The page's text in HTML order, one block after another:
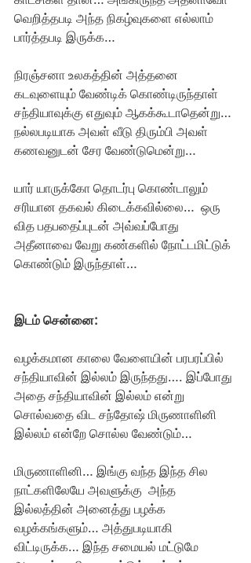
வெறித்தபடி அந்த நிகழ்வுகளை எல்லாம்
பார்த்தபடி இருக்க…
நிரஞ்சனா உலகத்தின் அத்தனை
கடவுளையும் வேண்டிக் கொண்டிருந்தாள்
சந்தியாவுக்கு எதுவும் ஆகக்கூடாதென்று…
நல்லபடியாக அவள் வீடு திரும்பி அவள்
கணவனுடன் சேர வேண்டுமென்று…
யார் யாருக்கோ தொடர்பு கொண்டாலும்
சரியான தகவல் கிடைக்கவில்லை…  ஒரு
வித பதபதைப்புடன் அவ்வப்போது
அதீனாவை வேறு கண்களில் நோட்டமிட்டுக்
கொண்டும் இருந்தாள்…
இடம் சென்னை:
வழக்கமான காலை வேளையின் பரபரப்பில்
சந்தியாவின் இல்லம் இருந்தது…. இப்போது
அதை சந்தியாவின் இல்லம் என்று
சொல்வதை விட சந்தோஷ் மிருணாளினி
இல்லம் என்றே சொல்ல வேண்டும்…
மிருணாளினி… இங்கு வந்த இந்த சில
நாட்களிலேயே அவளுக்கு  அந்த
இல்லத்தின் அனைத்து பழக்க
வழக்கங்களும்… அத்துபடியாகி
விட்டிருக்க… இந்த சமையல் மட்டுமே